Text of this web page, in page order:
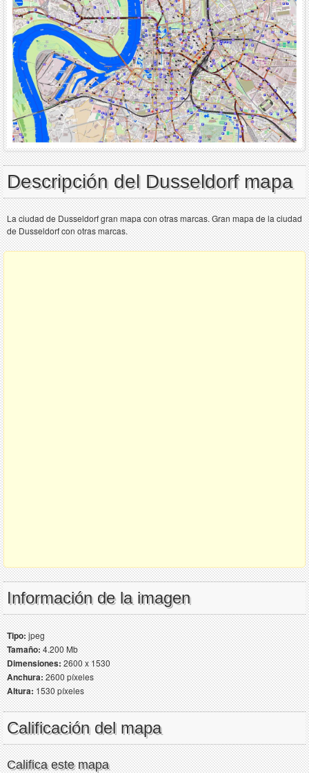
Descripción del Dusseldorf mapa
La ciudad de Dusseldorf gran mapa con otras marcas. Gran mapa de la ciudad
de Dusseldorf con otras marcas.
Información de la imagen
Tipo:jpeg
Tamaño:4.200 Mb
Dimensiones:2600 x 1530
Anchura:2600 píxeles
Altura:1530 píxeles
Calificación del mapa
Califica este mapa